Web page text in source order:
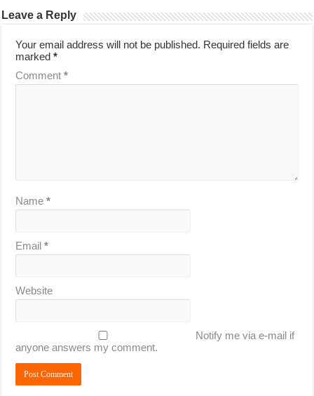
Leave a Reply
Your email address will not be published. Required fields are
marked*
Comment*
Name*
Email*
Website
Notify me via e-mail if
anyone answers my comment.